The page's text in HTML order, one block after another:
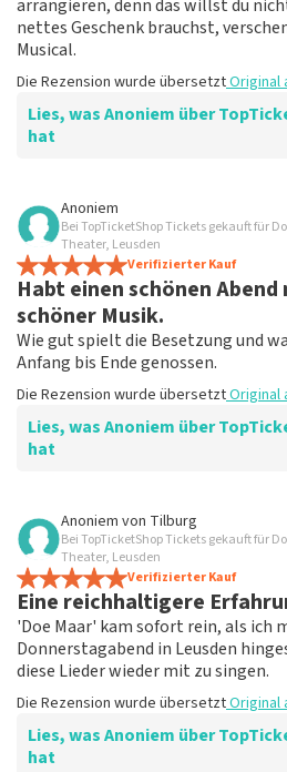
arrangieren, denn das willst du
nettes Geschenk brauchst,
Musical.
Die Rezension wurde übersetztOriginal
Lies, was Anoniem über
hat
Bewertung von Anoniem über
Fein!
Klare Kommunikation, würde
TopTicketShop bestellen
Die Rezension wurde übersetzt
Anoniem
Bei TopTicketShop Tickets gekauft für
Theater, Leusden
Verifizierter Kauf
Habt einen schönen
schöner Musik.
Wie gut spielt die Besetzung und
Anfang bis Ende genossen.
Die Rezension wurde übersetztOriginal
Lies, was Anoniem über
hat
Bewertung von Anoniem über
Nach der Enttäuschung,
weitergegangen ist, hat
wieder zu buchen!
Fein!
Die Rezension wurde übersetzt
Anoniem von Tilburg
Bei TopTicketShop Tickets gekauft für
Theater, Leusden
Verifizierter Kauf
Eine reichhaltigere
'Doe Maar' kam sofort rein, als ich
Donnerstagabend in Leusden
diese Lieder wieder mit zu singen.
Die Rezension wurde übersetztOriginal
Lies, was Anoniem über
hat